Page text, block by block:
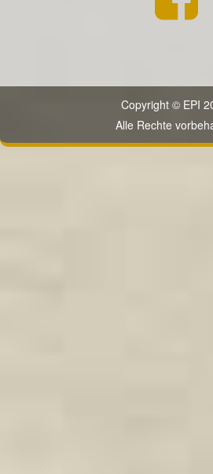
Copyright © EPI
Alle Rechte